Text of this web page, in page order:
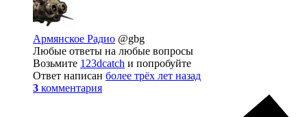
Армянское Радио @gbg
Любые ответы на любые вопросы
Возьмите 123dcatch и попробуйте
Ответ написан более трёх лет назад
3 комментария